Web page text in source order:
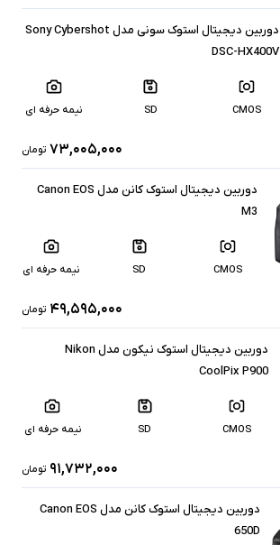
دوربین دیجیتال استوک سونی مدل Sony Cybershot
DSC-HX400V
CMOS
SD نیمه حرفه ای
۷۳,۰۰۵,۰۰۰ تومان
دوربین دیجیتال استوک کانن مدل Canon EOS
M3
CMOS
SD نیمه حرفه ای
۴۹,۵۹۵,۰۰۰ تومان
دوربین دیجیتال استوک نیکون مدل Nikon
CoolPix P900
CMOS
SD نیمه حرفه ای
۹۱,۷۳۲,۰۰۰ تومان
دوربین دیجیتال استوک کانن مدل Canon EOS
650D